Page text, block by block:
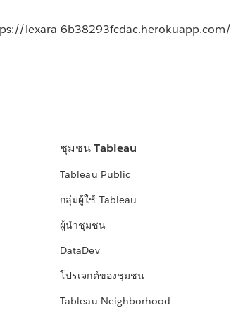
lexara-6b38293fcdac.herokuapp.com/
ชุมชน Tableau
Tableau Public
กลุ่มผู้ใช้ Tableau
ผู้นำชุมชน
DataDev
โปรเจกต์ของชุมชน
Tableau Neighborhood